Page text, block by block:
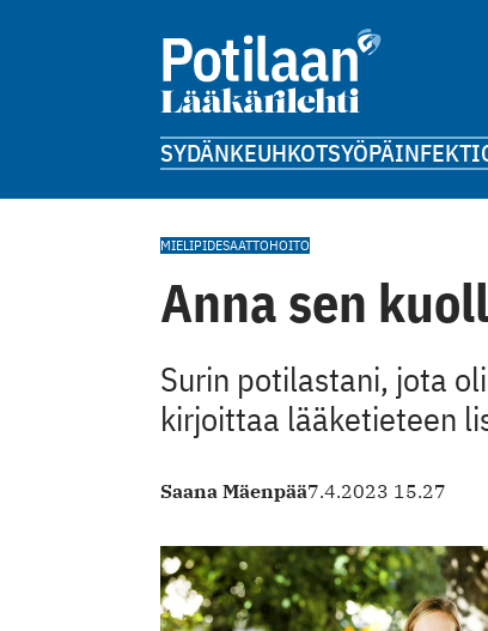
SYDÄNKEUHKOTSYÖPÄ
MIELIPIDESAATTOHOITO
Anna sen
Surin potilastani, jota
kirjoittaa lääketieteen
Saana Mäenpää7.4.2023 15.27